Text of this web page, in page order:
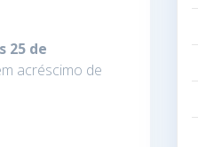
25 de
acréscimo de